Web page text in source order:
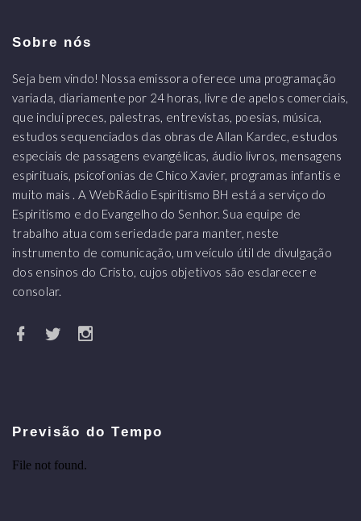
Sobre nós
Seja bem vindo! Nossa emissora oferece uma programação
variada, diariamente por 24 horas, livre de apelos comerciais,
que inclui preces, palestras, entrevistas, poesias, música,
estudos sequenciados das obras de Allan Kardec, estudos
especiais de passagens evangélicas, áudio livros, mensagens
espirituais, psicofonias de Chico Xavier, programas infantis e
muito mais . A WebRádio Espiritismo BH está a serviço do
Espiritismo e do Evangelho do Senhor. Sua equipe de
trabalho atua com seriedade para manter, neste
instrumento de comunicação, um veículo útil de divulgação
dos ensinos do Cristo, cujos objetivos são esclarecer e
consolar.
Previsão do Tempo